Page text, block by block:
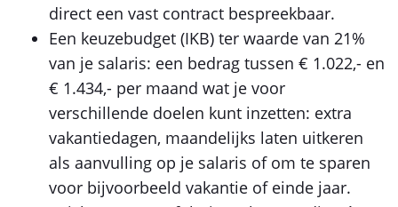
direct een vast contract bespreekbaar.
Een keuzebudget (IKB) ter waarde van 21%
van je salaris: een bedrag tussen € 1.022,- en
€ 1.434,- per maand wat je voor
verschillende doelen kunt inzetten: extra
vakantiedagen, maandelijks laten uitkeren
als aanvulling op je salaris of om te sparen
voor bijvoorbeeld vakantie of einde jaar.